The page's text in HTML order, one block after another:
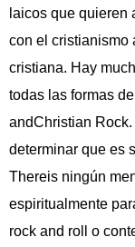
laicos que quieren
con el cristianismo
cristiana. Hay
todas las formas
andChristian
determinar que es
Thereis ningún
espiritualmente
rock and roll o